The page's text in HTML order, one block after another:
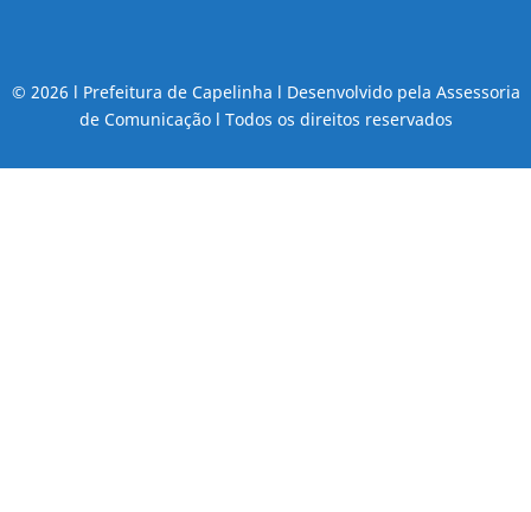
© 2026 l Prefeitura de Capelinha l Desenvolvido pela Assessoria
de Comunicação l Todos os direitos reservados